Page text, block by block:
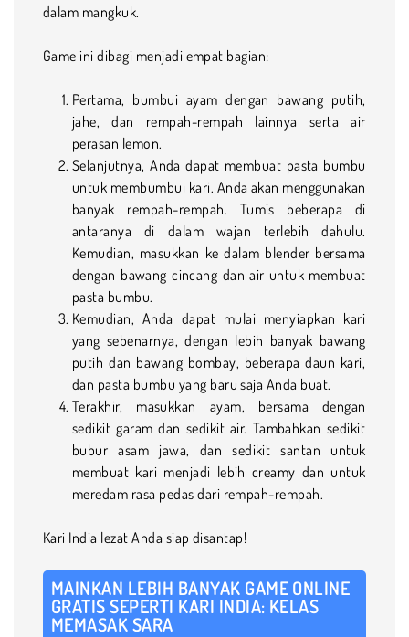
dalam mangkuk.
Game ini dibagi menjadi empat bagian:
Pertama, bumbui ayam dengan bawang putih,
jahe, dan rempah-rempah lainnya serta air
perasan lemon.
Selanjutnya, Anda dapat membuat pasta bumbu
untuk membumbui kari. Anda akan menggunakan
banyak rempah-rempah. Tumis beberapa di
antaranya di dalam wajan terlebih dahulu.
Kemudian, masukkan ke dalam blender bersama
dengan bawang cincang dan air untuk membuat
pasta bumbu.
Kemudian, Anda dapat mulai menyiapkan kari
yang sebenarnya, dengan lebih banyak bawang
putih dan bawang bombay, beberapa daun kari,
dan pasta bumbu yang baru saja Anda buat.
Terakhir, masukkan ayam, bersama dengan
sedikit garam dan sedikit air. Tambahkan sedikit
bubur asam jawa, dan sedikit santan untuk
membuat kari menjadi lebih creamy dan untuk
meredam rasa pedas dari rempah-rempah.
Kari India lezat Anda siap disantap!
MAINKAN LEBIH BANYAK GAME ONLINE
GRATIS SEPERTI KARI INDIA: KELAS
MEMASAK SARA